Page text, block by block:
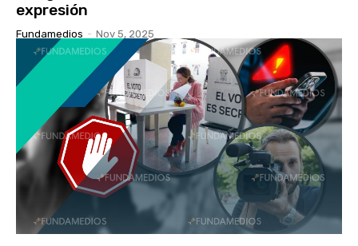
expresión
Fundamedios - Nov 5, 2025